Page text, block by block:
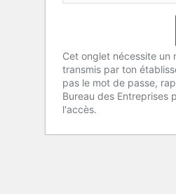
Cet onglet nécessite un
transmis par ton
pas le mot de passe,
Bureau des Entreprises
l'accès.